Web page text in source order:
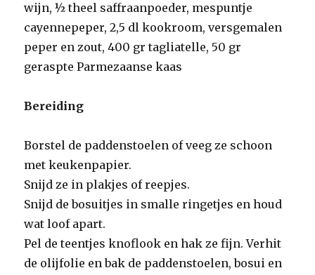
wijn, ½ theel saffraanpoeder, mespuntje
cayennepeper, 2,5 dl kookroom, versgemalen
peper en zout, 400 gr tagliatelle, 50 gr
geraspte Parmezaanse kaas
Bereiding
Borstel de paddenstoelen of veeg ze schoon
met keukenpapier.
Snijd ze in plakjes of reepjes.
Snijd de bosuitjes in smalle ringetjes en houd
wat loof apart.
Pel de teentjes knoflook en hak ze fijn. Verhit
de olijfolie en bak de paddenstoelen, bosui en